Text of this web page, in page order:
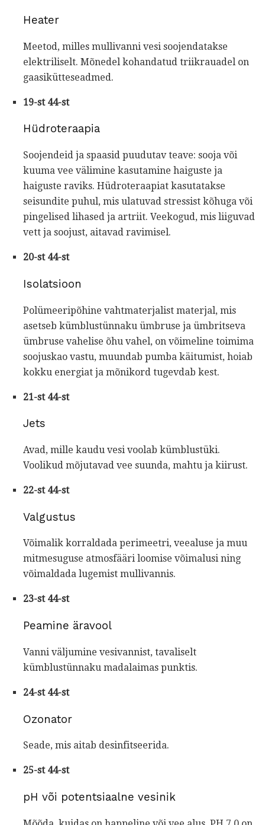
Heater
Meetod, milles mullivanni vesi soojendatakse
elektriliselt. Mõnedel kohandatud triikrauadel on
gaasikütteseadmed.
19-st 44-st
Hüdroteraapia
Soojendeid ja spaasid puudutav teave: sooja või
kuuma vee välimine kasutamine haiguste ja
haiguste raviks. Hüdroteraapiat kasutatakse
seisundite puhul, mis ulatuvad stressist kõhuga või
pingelised lihased ja artriit. Veekogud, mis liiguvad
vett ja soojust, aitavad ravimisel.
20-st 44-st
Isolatsioon
Polümeeripõhine vahtmaterjalist materjal, mis
asetseb kümblustünnaku ümbruse ja ümbritseva
ümbruse vahelise õhu vahel, on võimeline toimima
soojuskao vastu, muundab pumba käitumist, hoiab
kokku energiat ja mõnikord tugevdab kest.
21-st 44-st
Jets
Avad, mille kaudu vesi voolab kümblustüki.
Voolikud mõjutavad vee suunda, mahtu ja kiirust.
22-st 44-st
Valgustus
Võimalik korraldada perimeetri, veealuse ja muu
mitmesuguse atmosfääri loomise võimalusi ning
võimaldada lugemist mullivannis.
23-st 44-st
Peamine äravool
Vanni väljumine vesivannist, tavaliselt
kümblustünnaku madalaimas punktis.
24-st 44-st
Ozonator
Seade, mis aitab desinfitseerida.
25-st 44-st
pH või potentsiaalne vesinik